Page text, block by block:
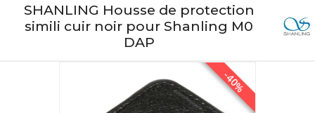
SHANLING Housse de protection
simili cuir noir pour Shanling M0
DAP
-40%